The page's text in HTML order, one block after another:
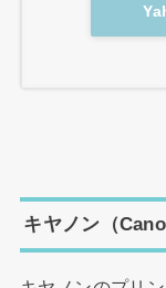
キヤノン（